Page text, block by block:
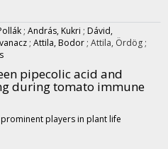
; András, Kukri ; Dávid,
; Attila, Bodor ; Attila, Ördög ;
pipecolic acid and
during tomato immune
players in plant life